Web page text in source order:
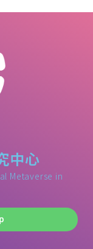
中心
Metaverse in